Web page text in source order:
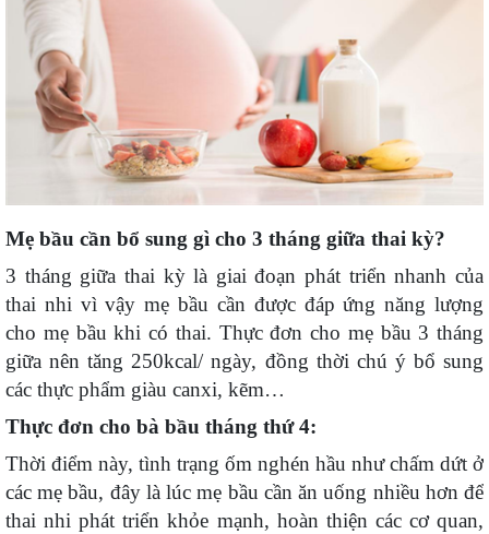
Mẹ bầu cần bổ sung gì cho 3 tháng giữa thai kỳ?
3 tháng giữa thai kỳ là giai đoạn phát triển nhanh của
thai nhi vì vậy mẹ bầu cần được đáp ứng năng lượng
cho mẹ bầu khi có thai. Thực đơn cho mẹ bầu 3 tháng
giữa nên tăng 250kcal/ ngày, đồng thời chú ý bổ sung
các thực phẩm giàu canxi, kẽm…
Thực đơn cho bà bầu tháng thứ 4:
Thời điểm này, tình trạng ốm nghén hầu như chấm dứt ở
các mẹ bầu, đây là lúc mẹ bầu cần ăn uống nhiều hơn để
thai nhi phát triển khỏe mạnh, hoàn thiện các cơ quan,